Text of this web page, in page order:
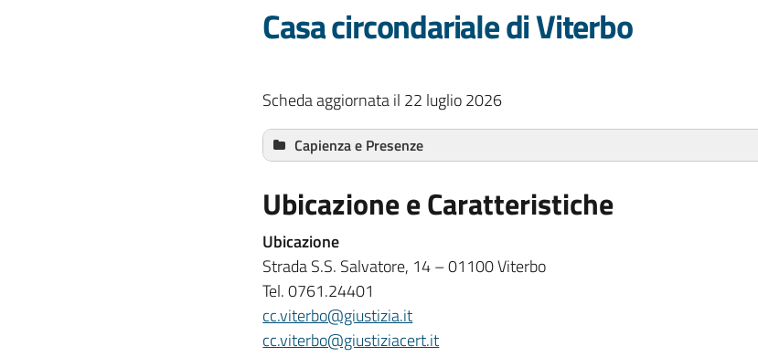
Casa circondariale di Viterbo
Scheda aggiornata il 22 luglio 2026
Capienza e Presenze
Presenze effettive:
Uomini:
Stranieri:
Ubicazione e Caratteristiche
Ubicazione
Strada S.S. Salvatore, 14 – 01100 Viterbo
Tel. 0761.24401
cc.viterbo@giustizia.it
cc.viterbo@giustiziacert.it